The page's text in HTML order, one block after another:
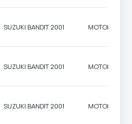
SUZUKI BANDIT 2001 МОТОЦИКЛ
SUZUKI BANDIT 2001 МОТОЦИКЛ
SUZUKI BANDIT 2001 МОТОЦИКЛ